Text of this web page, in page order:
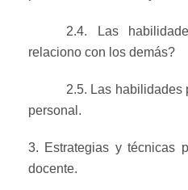
2.4. Las
relaciono con los demás?
2.5. Las habilidades
personal.
3. Estrategias y técnicas
docente.